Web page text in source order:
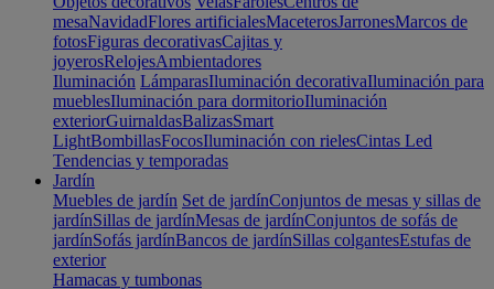
mesaNavidadFlores artificialesMaceterosJarronesMarcos de
fotosFiguras decorativasCajitas y
joyerosRelojesAmbientadores
Iluminación LámparasIluminación decorativaIluminación para
mueblesIluminación para dormitorioIluminación
exteriorGuirnaldasBalizasSmart
LightBombillasFocosIluminación con rielesCintas Led
Tendencias y temporadas
Jardín
Muebles de jardín Set de jardínConjuntos de mesas y sillas de
jardínSillas de jardínMesas de jardínConjuntos de sofás de
jardínSofás jardínBancos de jardínSillas colgantesEstufas de
exterior
Hamacas y tumbonas